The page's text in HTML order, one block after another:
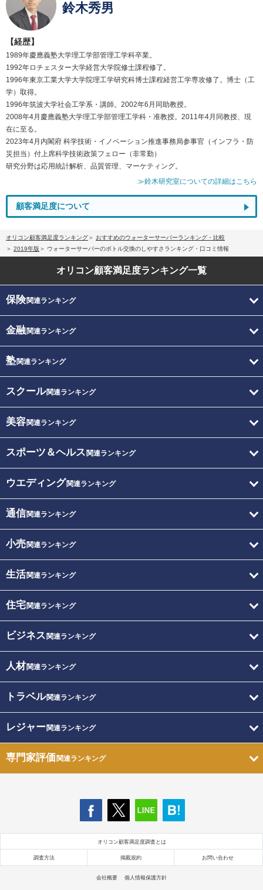
鈴木秀男
【経歴】
1989年慶應義塾大学理工学部管理工学科卒業。
1992年ロチェスター大学経営大学院修士課程修了。
1996年東京工業大学大学院理工学研究科博士課程経営工学専攻修了。博士（工
学）取得。
1996年筑波大学社会工学系・講師。2002年6月同助教授。
2008年4月慶應義塾大学理工学部管理工学科・准教授。2011年4月同教授、現
在に至る。
2023年4月内閣府 科学技術・イノベーション推進事務局参事官（インフラ・防
災担当）付上席科学技術政策フェロー（非常勤）
研究分野は応用統計解析、品質管理、マーケティング。
≫鈴木研究室についての詳細はこちら
顧客満足度について
オリコン顧客満足度ランキング
おすすめのウォーターサーバーランキング・比較
2019年版
ウォーターサーバーのボトル交換のしやすさランキング・口コミ情報
オリコン顧客満足度ランキング一覧
保険関連ランキング
金融関連ランキング
塾関連ランキング
スクール関連ランキング
美容関連ランキング
スポーツ＆ヘルス 関連ランキング
ウエディング関連ランキング
通信関連ランキング
小売関連ランキング
生活関連ランキング
住宅関連ランキング
ビジネス 関連ランキング
人材関連ランキング
トラベル関連ランキング
レジャー関連ランキング
専門家評価関連ランキング
オリコン顧客満足度調査とは
調査方法 掲載規約 お問い合わせ
会社概要 個人情報保護方針